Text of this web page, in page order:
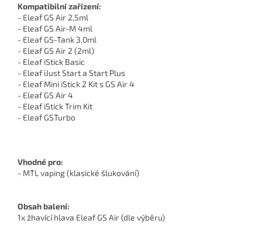
Kompatibilní zařízení:
- Eleaf GS Air 2,5ml
- Eleaf GS Air-M 4ml
- Eleaf GS-Tank 3,0ml
- Eleaf GS Air 2 (2ml)
- Eleaf iStick Basic
- Eleaf iJust Start a Start Plus
- Eleaf Mini iStick 2 Kit s GS Air 4
- Eleaf GS Air 4
- Eleaf iStick Trim Kit
- Eleaf GSTurbo
Vhodné pro:
- MTL vaping (klasické šlukování)
Obsah balení:
1x žhavící hlava Eleaf GS Air (dle výběru)